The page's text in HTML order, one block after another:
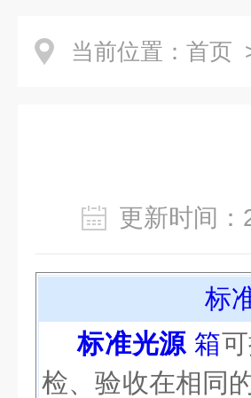
当前位置： 首页
更新时间
标
标准光源 箱
检、验收在相同